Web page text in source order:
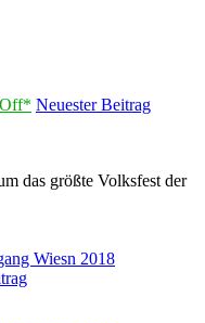
Neuester Beitrag
das größte Volksfest der
Wiesn 2018